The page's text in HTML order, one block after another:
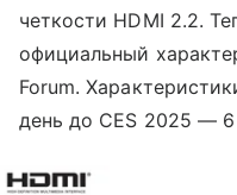
четкости HDMI 2.2.
официальный
Forum.
день до СES 2025 —